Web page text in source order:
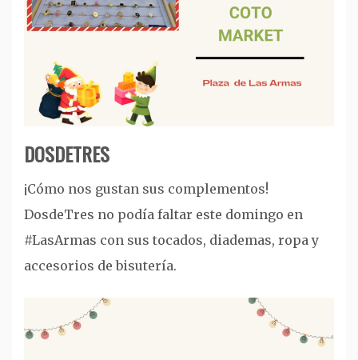
DOSDETRES
¡Cómo nos gustan sus complementos!
DosdeTres no podía faltar este domingo en
#LasArmas con sus tocados, diademas, ropa y
accesorios de bisutería.